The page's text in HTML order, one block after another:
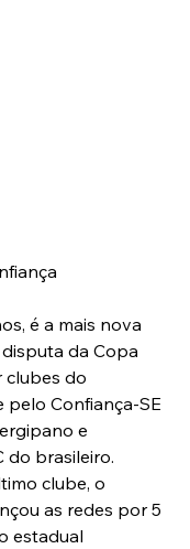
é a mais nova
da Copa
clubes do
Confiança-SE
e
do brasileiro.
clube, o
as redes por 5
estadual